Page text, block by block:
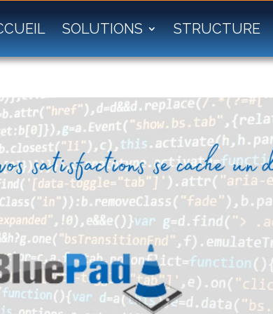
SOLUTIONS STRUCTURE